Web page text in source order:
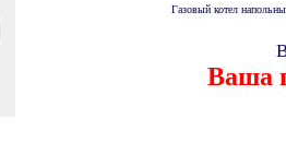
Газовый котел
Ваша